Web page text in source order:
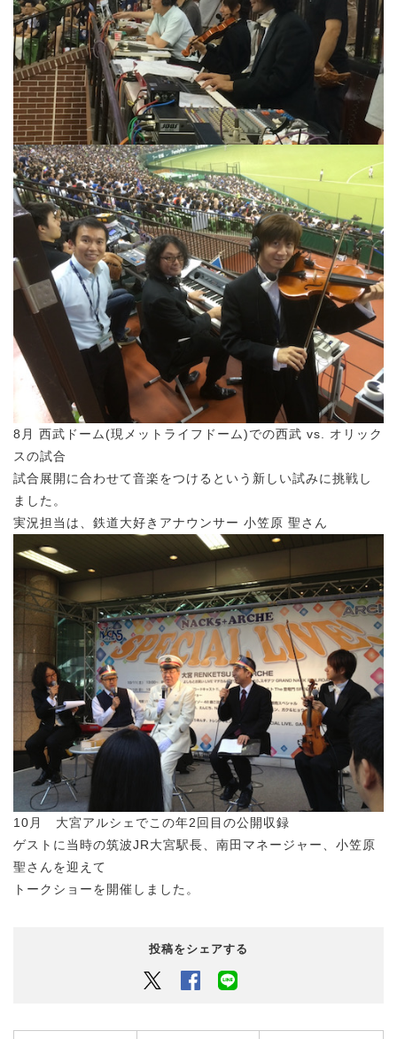
8月 西武ドーム(現メットライフドーム)での西武 vs. オリック
スの試合
試合展開に合わせて音楽をつけるという新しい試みに挑戦し
ました。
実況担当は、鉄道大好きアナウンサー 小笠原 聖さん
10月 大宮アルシェでこの年2回目の公開収録
ゲストに当時の筑波JR大宮駅長、南田マネージャー、小笠原
聖さんを迎えて
トークショーを開催しました。
投稿をシェアする
Twitter Facebook